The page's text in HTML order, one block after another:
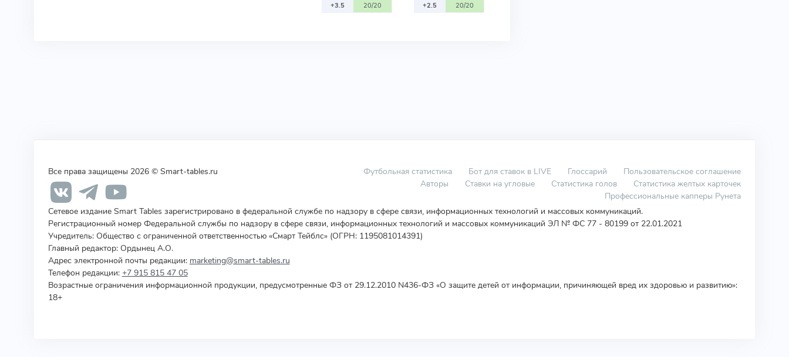
+3.5
20/20
+2.5
20/20
Все права защищены 2026 © Smart-tables.ru Футбольная статистика Бот для ставок в LIVE Глоссарий
Пользовательское соглашение
Авторы
Ставки на угловые Статистика голов
Статистика желтых карточек
Профессиональные капперы Рунета
Сетевое издание Smart Tables зарегистрировано в федеральной службе по надзору в сфере связи, информационных технологий и массовых коммуникаций.
Регистрационный номер Федеральной службы по надзору в сфере связи, информационных технологий и массовых коммуникаций ЭЛ № ФС 77 - 80199 от 22.01.2021
Учредитель: Общество с ограниченной ответственностью «Смарт Тейблс» (ОГРН: 1195081014391)
Главный редактор: Ордынец А.О.
Адрес электронной почты редакции: marketing@smart-tables.ru
Телефон редакции: +7 915 815 47 05
Возрастные ограничения информационной продукции, предусмотренные ФЗ от 29.12.2010 N436-ФЗ «О защите детей от информации, причиняющей вред их здоровью и развитию»:
18+